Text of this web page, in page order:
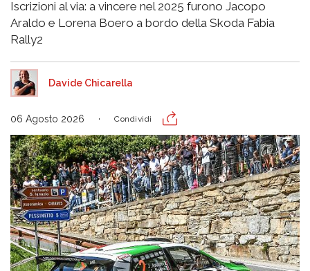
Iscrizioni al via: a vincere nel 2025 furono Jacopo
Araldo e Lorena Boero a bordo della Skoda Fabia
Rally2
Davide Chicarella
06 Agosto 2026 Condividi